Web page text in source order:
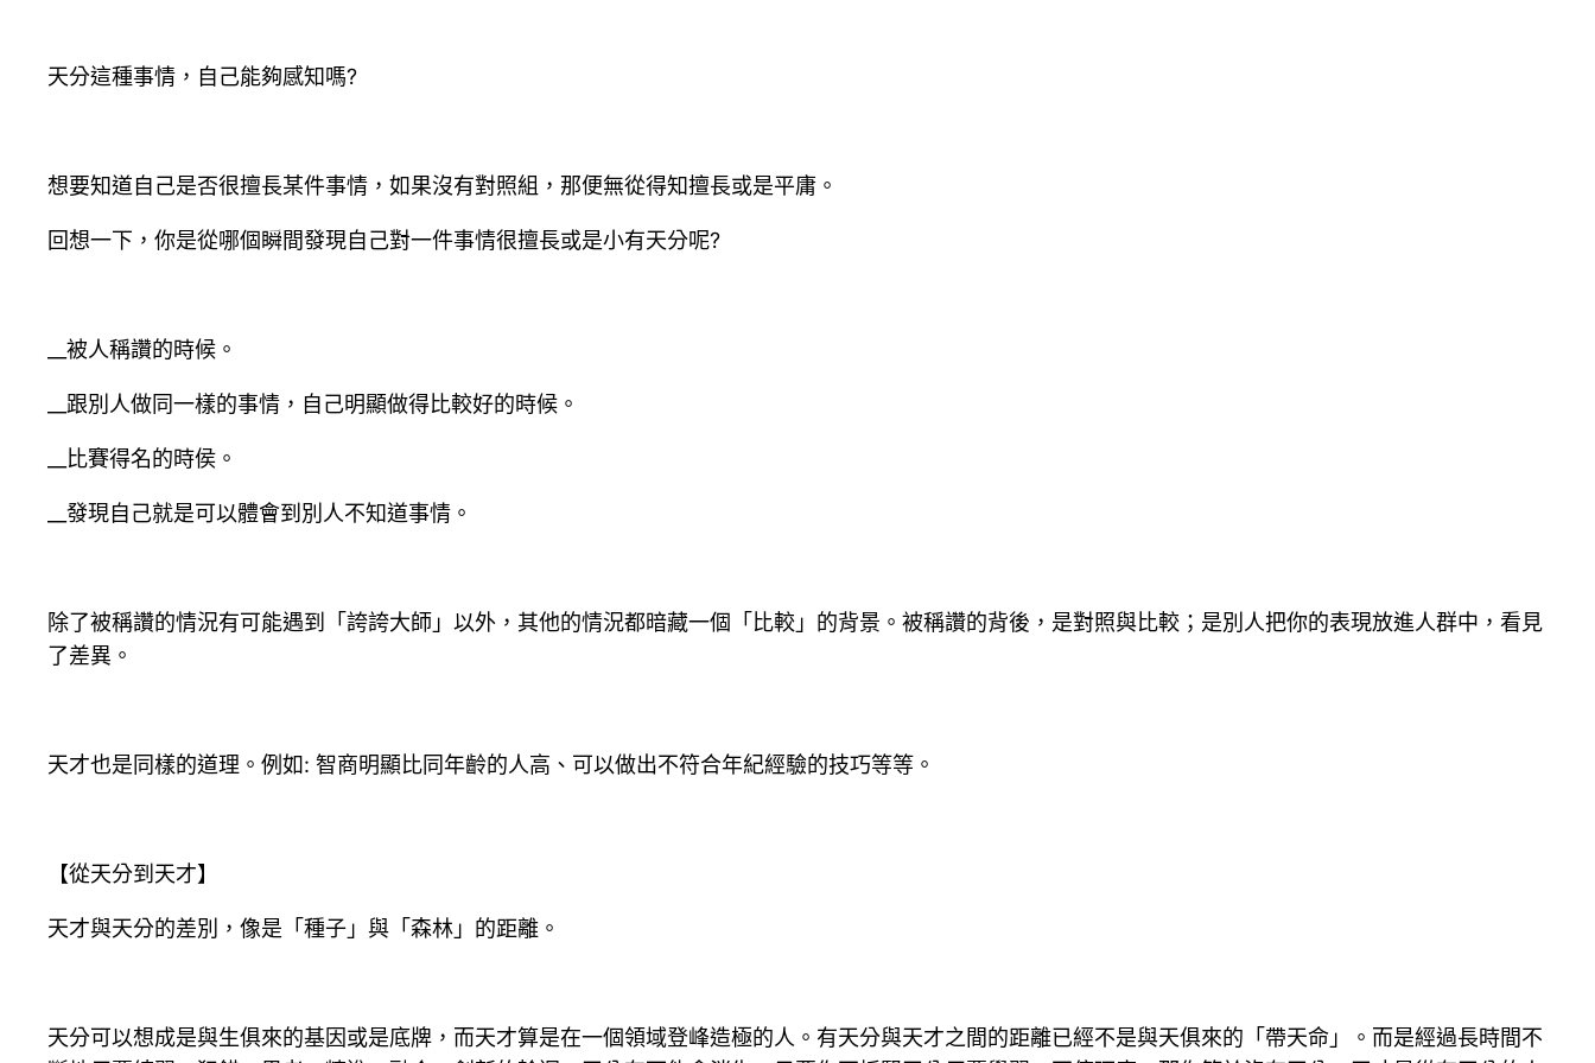
天分這種事情，自己能夠感知嗎?
想要知道自己是否很擅長某件事情，如果沒有對照組，那便無從得知擅長或是平庸。
回想一下，你是從哪個瞬間發現自己對一件事情很擅長或是小有天分呢?
__被人稱讚的時候。
__跟別人做同一樣的事情，自己明顯做得比較好的時候。
__比賽得名的時侯。
__發現自己就是可以體會到別人不知道事情。
除了被稱讚的情況有可能遇到「誇誇大師」以外，其他的情況都暗藏一個「比較」的背景。被稱讚的背後，是對照與比較；是別人把你的表現放進人群中，看見
了差異。
天才也是同樣的道理。例如: 智商明顯比同年齡的人高、可以做出不符合年紀經驗的技巧等等。
【從天分到天才】
天才與天分的差別，像是「種子」與「森林」的距離。
天分可以想成是與生俱來的基因或是底牌，而天才算是在一個領域登峰造極的人。有天分與天才之間的距離已經不是與天俱來的「帶天命」。而是經過長時間不